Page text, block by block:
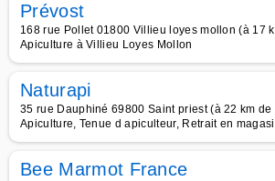
Prévost
168 rue Pollet 01800 Villieu loyes mollon (à 17
Apiculture à Villieu Loyes Mollon
Naturapi
35 rue Dauphiné 69800 Saint priest (à 22 km de
Apiculture, Tenue d apiculteur, Retrait en
Bee Marmot France